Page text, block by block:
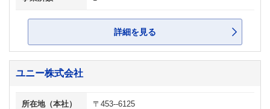
詳細を見る
ユニー株式会社
所在地（本社）
〒453--6125